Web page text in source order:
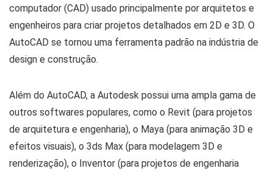
computador (CAD) usado principalmente por arquitetos e
engenheiros para criar projetos detalhados em 2D e 3D. O
AutoCAD se tornou uma ferramenta padrão na indústria de
design e construção.
Além do AutoCAD, a Autodesk possui uma ampla gama de
outros softwares populares, como o Revit (para projetos
de arquitetura e engenharia), o Maya (para animação 3D e
efeitos visuais), o 3ds Max (para modelagem 3D e
renderização), o Inventor (para projetos de engenharia